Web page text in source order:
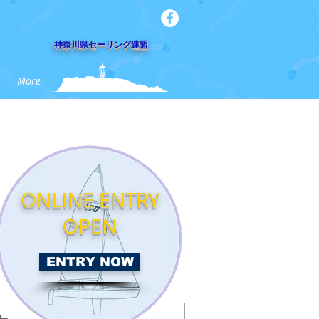
​神奈川県セーリング連盟
More
ONLINE ENTRY
OPEN
ENTRY NOW